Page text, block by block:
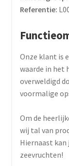
Referentie:
Onze klant is
waarde in het
overweldigd
voormalige
Om de
wij tal van
Hiernaast
zeevruchten!